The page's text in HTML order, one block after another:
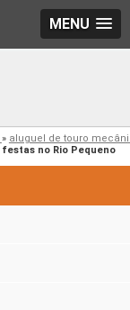
MENU
» aluguel de touro
no Rio Pequeno